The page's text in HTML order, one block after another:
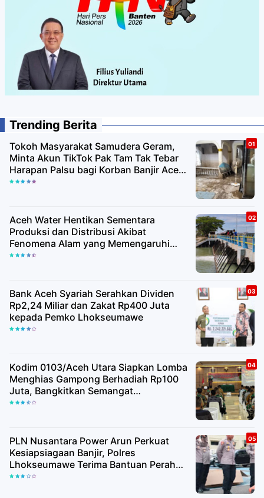
Trending Berita
Tokoh Masyarakat Samudera Geram,
Minta Akun TikTok Pak Tam Tak Tebar
Harapan Palsu bagi Korban Banjir Aceh
Utara
Aceh Water Hentikan Sementara
Produksi dan Distribusi Akibat
Fenomena Alam yang Memengaruhi
Kualitas Air Baku
Bank Aceh Syariah Serahkan Dividen
Rp2,24 Miliar dan Zakat Rp400 Juta
kepada Pemko Lhokseumawe
Kodim 0103/Aceh Utara Siapkan Lomba
Menghias Gampong Berhadiah Rp100
Juta, Bangkitkan Semangat
Kemerdekaan hingga Pelosok Desa
PLN Nusantara Power Arun Perkuat
Kesiapsiagaan Banjir, Polres
Lhokseumawe Terima Bantuan Perahu
Karet